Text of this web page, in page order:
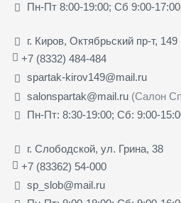
Пн-Пт 8:00-19:00; Сб 9:00-
г. Киров, Октябрьский пр-т, 149
+7 (8332) 484-484
spartak-kirov149@mail.ru
salonspartak@mail.ru (Салон
Пн-Пт: 8:30-19:00; Сб: 9:00-
г. Слободской, ул. Грина, 38
+7 (83362) 54-000
sp_slob@mail.ru